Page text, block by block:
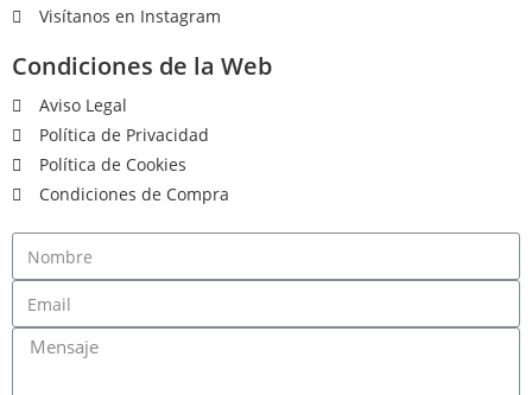
Visítanos en Instagram
Condiciones de la Web
Aviso Legal
Política de Privacidad
Política de Cookies
Condiciones de Compra